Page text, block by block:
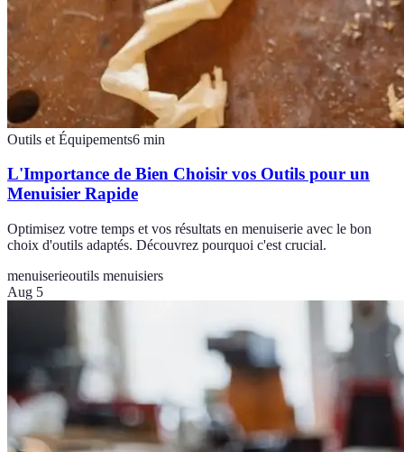
Outils et Équipements6 min
L'Importance de Bien Choisir vos Outils pour un
Menuisier Rapide
Optimisez votre temps et vos résultats en menuiserie avec le bon
choix d'outils adaptés. Découvrez pourquoi c'est crucial.
menuiserieoutils menuisiers
Aug 5